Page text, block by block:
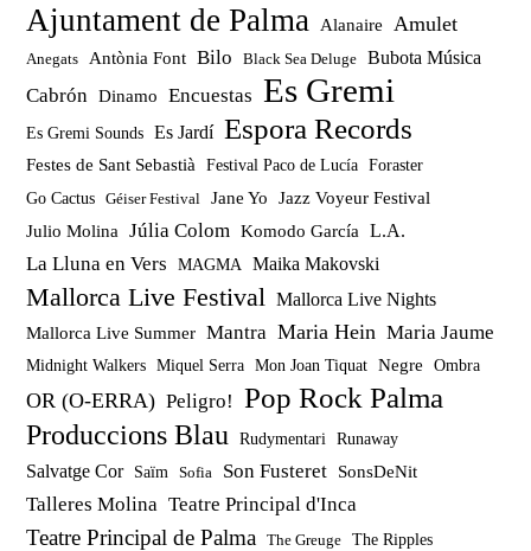
Ajuntament de Palma Alanaire Amulet
Anegats Antònia Font Bilo Black Sea Deluge Bubota Música
Cabrón Dinamo Encuestas Es Gremi
Es Gremi Sounds Es Jardí Espora Records
Festes de Sant Sebastià Festival Paco de Lucía Foraster
Go Cactus Géiser Festival Jane Yo
Jazz Voyeur Festival
Julio Molina
Júlia Colom Komodo García L.A.
La Lluna en Vers MAGMA Maika Makovski
Mallorca Live Festival Mallorca Live Nights
Mallorca Live Summer Mantra Maria Hein Maria Jaume
Midnight Walkers Miquel Serra Mon Joan Tiquat Negre Ombra
OR (O-ERRA) Peligro!
Pop Rock Palma
Produccions Blau
Rudymentari Runaway
Salvatge Cor Saïm Sofia Son Fusteret SonsDeNit
Talleres Molina Teatre Principal d'Inca
Teatre Principal de Palma The Greuge The Ripples